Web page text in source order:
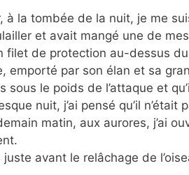
à la tombée de la nuit, je me
et avait mangé une de
filet de protection au-dessus
emporté par son élan et sa
sous le poids de l’attaque et
nuit, j’ai pensé qu’il
matin, aux aurores, j’ai
avant le relâchage de